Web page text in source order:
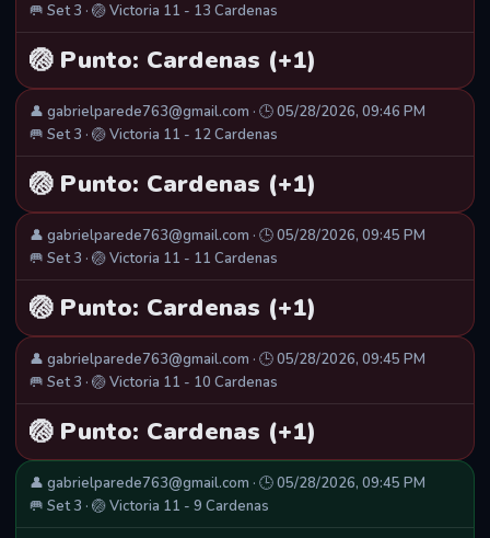
🥅 Set 3 · 🏐 Victoria 11 - 13 Cardenas
🏐 Punto: Cardenas (+1)
👤 gabrielparede763@gmail.com · 🕒 05/28/2026, 09:46 PM
🥅 Set 3 · 🏐 Victoria 11 - 12 Cardenas
🏐 Punto: Cardenas (+1)
👤 gabrielparede763@gmail.com · 🕒 05/28/2026, 09:45 PM
🥅 Set 3 · 🏐 Victoria 11 - 11 Cardenas
🏐 Punto: Cardenas (+1)
👤 gabrielparede763@gmail.com · 🕒 05/28/2026, 09:45 PM
🥅 Set 3 · 🏐 Victoria 11 - 10 Cardenas
🏐 Punto: Cardenas (+1)
👤 gabrielparede763@gmail.com · 🕒 05/28/2026, 09:45 PM
🥅 Set 3 · 🏐 Victoria 11 - 9 Cardenas